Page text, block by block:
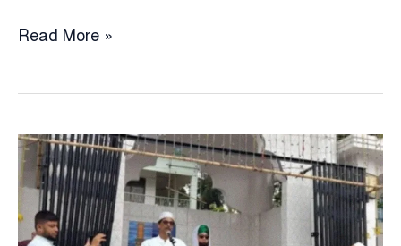
ভোট
হারাম
কেন
—
প্রশ্ন
তুললেন
Read More »